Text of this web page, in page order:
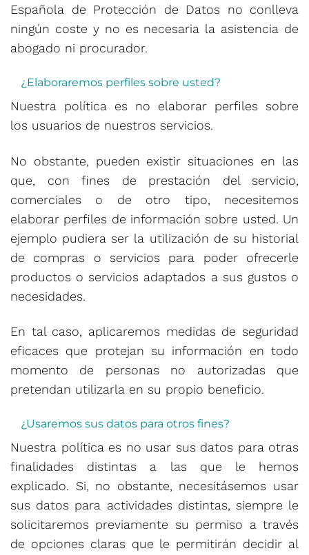
Española de Protección de Datos no conlleva
ningún coste y no es necesaria la asistencia de
abogado ni procurador.
¿Elaboraremos perfiles sobre usted?
Nuestra política es no elaborar perfiles sobre
los usuarios de nuestros servicios.
No obstante, pueden existir situaciones en las
que, con fines de prestación del servicio,
comerciales o de otro tipo, necesitemos
elaborar perfiles de información sobre usted. Un
ejemplo pudiera ser la utilización de su historial
de compras o servicios para poder ofrecerle
productos o servicios adaptados a sus gustos o
necesidades.
En tal caso, aplicaremos medidas de seguridad
eficaces que protejan su información en todo
momento de personas no autorizadas que
pretendan utilizarla en su propio beneficio.
¿Usaremos sus datos para otros fines?
Nuestra política es no usar sus datos para otras
finalidades distintas a las que le hemos
explicado. Si, no obstante, necesitásemos usar
sus datos para actividades distintas, siempre le
solicitaremos previamente su permiso a través
de opciones claras que le permitirán decidir al